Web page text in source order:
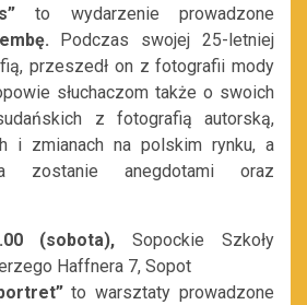
to wydarzenie prowadzone
Podczas swojej 25-letniej
przeszedł on z fotografii mody
słuchaczom także o swoich
z fotografią autorską,
i zmianach na polskim rynku, a
zostanie anegdotami oraz
(sobota), Sopockie Szkoły
Haffnera 7, Sopot
to warsztaty prowadzone